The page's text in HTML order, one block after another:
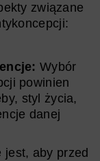
związane
Wybór
powinien
styl życia,
danej
jest, aby przed